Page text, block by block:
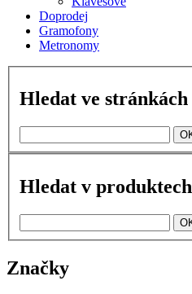
Doprodej
Gramofony
Metronomy
Hledat ve stránkách
Hledat v produktech
Značky